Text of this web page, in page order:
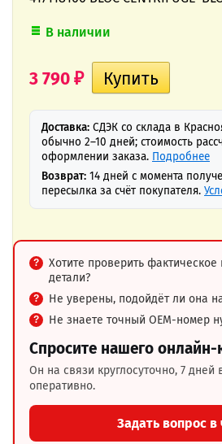
В наличии
3 790 ₽
Доставка: СДЭК со склада в
обычно 2–10 дней; стоимость
оформлении заказа. Подробнее
Возврат: 14 дней с момента
пересылка за счёт покупателя.
Хотите проверить фактическое
детали?
Не уверены, подойдёт ли она
Не знаете точный OEM-номер
Спросите нашего онлайн-
Он на связи круглосуточно, 7
оперативно.
Задать вопрос в